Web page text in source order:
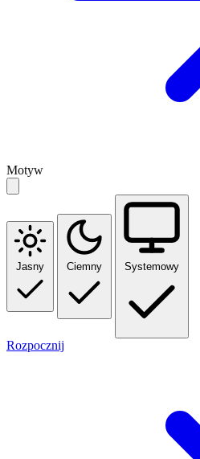
Motyw
Jasny Ciemny Systemowy
Rozpocznij